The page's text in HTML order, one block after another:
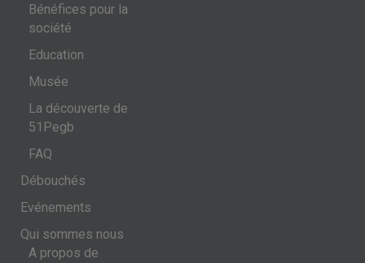
Bénéfices pour la
société
Education
Musée
La découverte de
51Pegb
FAQ
Débouchés
Evénements
Qui sommes nous
A propos de